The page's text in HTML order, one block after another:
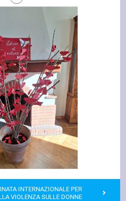
INTERNAZIONALE PER
VIOLENZA SULLE DONNE